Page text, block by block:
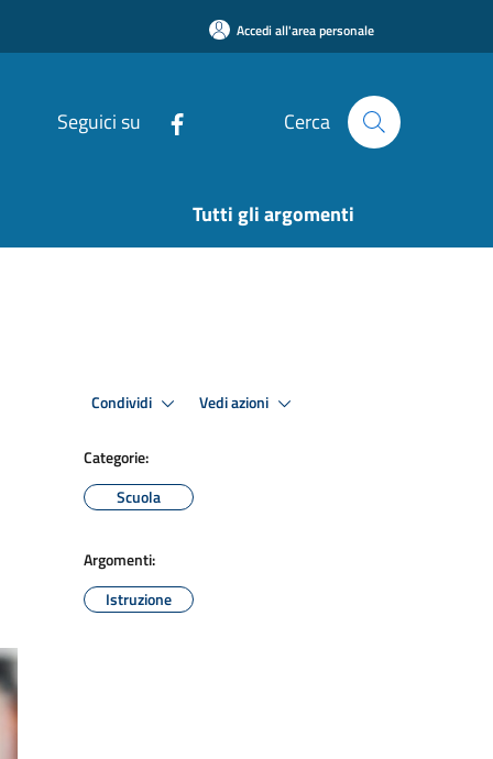
Accedi all'area personale
Seguici su Cerca
Tutti gli argomenti
Condividi Vedi azioni
Categorie:
Scuola
Argomenti:
Istruzione